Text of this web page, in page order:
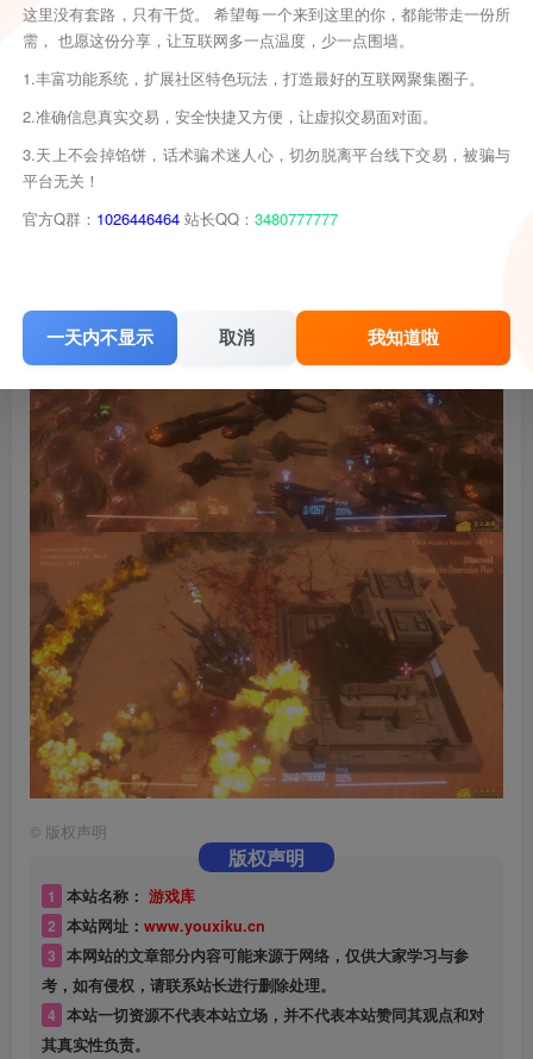
© 版权声明
版权声明
1 本站名称： 游戏库
2 本站网址： www.youxiku.cn
3 本网站的文章部分内容可能来源于网络，仅供大家学习与参
考，如有侵权，请联系站长进行删除处理。
4 本站一切资源不代表本站立场，并不代表本站赞同其观点和对
其真实性负责。
这里没有套路，只有干货。 希望每一个来到这里的你，都能带走一份所
需， 也愿这份分享，让互联网多一点温度，少一点围墙。
1.丰富功能系统，扩展社区特色玩法，打造最好的互联网聚集圈子。
2.准确信息真实交易，安全快捷又方便，让虚拟交易面对面。
3.天上不会掉馅饼，话术骗术迷人心，切勿脱离平台线下交易，被骗与
平台无关！
官方Q群： 1026446464 站长QQ： 3480777777
一天内不显示 取消 我知道啦